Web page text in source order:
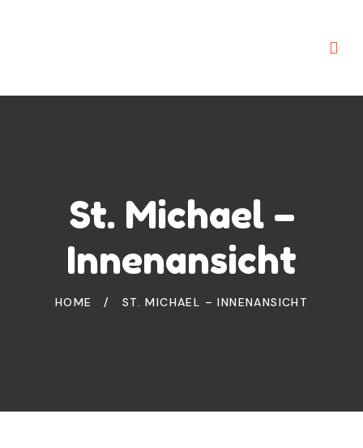
St. Michael –
Innenansicht
HOME / ST. MICHAEL – INNENANSICHT